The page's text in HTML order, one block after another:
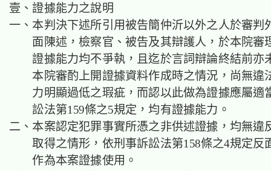
壹、證據能力之說明
一、本判決下述所引用被告簡仲沂以外之人於審判
面陳述，檢察官、被告及其辯護人，於本院審
證據能力均不爭執，且迄於言詞辯論終結前亦
本院審酌上開證據資料作成時之情況，尚無違
力明顯過低之瑕疵，而認以此做為證據應屬適
訟法第159條之5規定，均有證據能力。
二、本案認定犯罪事實所憑之非供述證據，均無違
取得之情形，依刑事訴訟法第158條之4規定反
作為本案證據使用。